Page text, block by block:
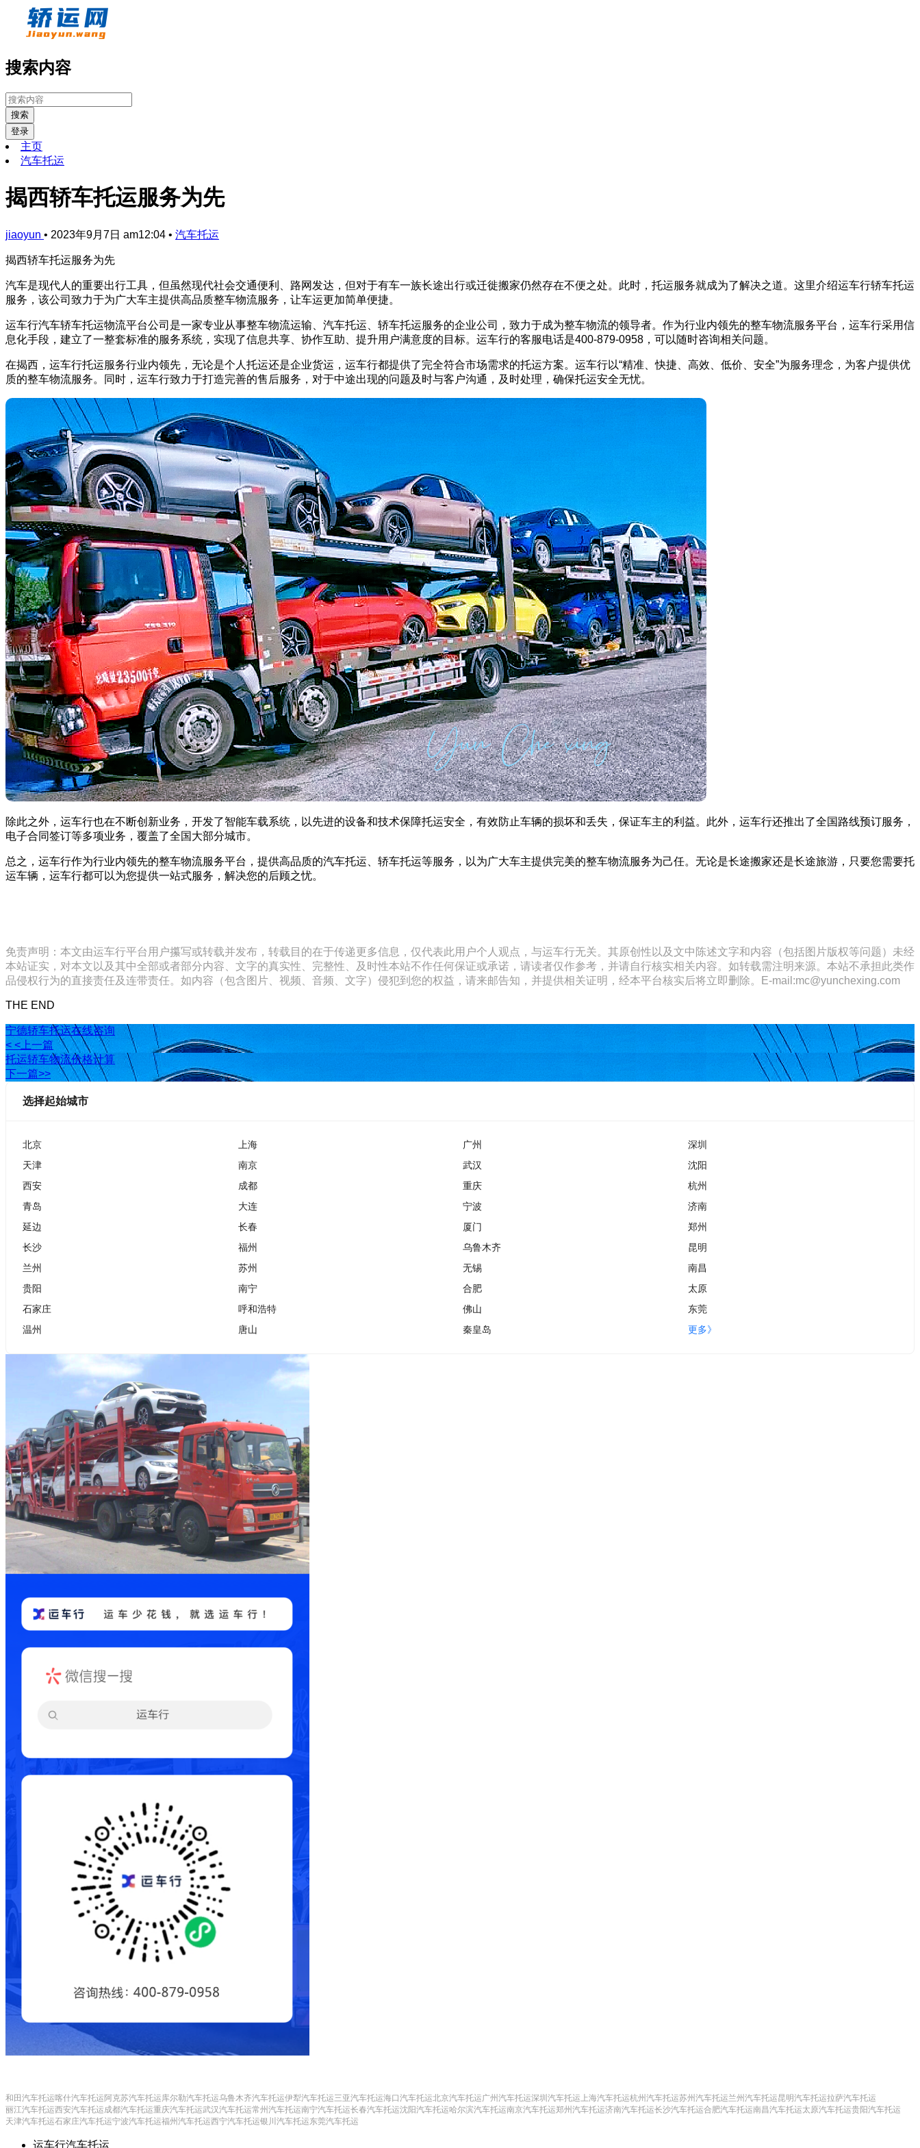
搜索内容
搜索
登录
主页
汽车托运
揭西轿车托运服务为先
jiaoyun • 2023年9月7日 am12:04 • 汽车托运
揭西轿车托运服务为先
汽车是现代人的重要出行工具，但虽然现代社会交通便利、路网发达，但对于有车一族长途出行或迁徙搬家仍然存在不便之处。此时，托运服务就成为了解决之道。这里介绍运车行轿车托运
服务，该公司致力于为广大车主提供高品质整车物流服务，让车运更加简单便捷。
运车行汽车轿车托运物流平台公司是一家专业从事整车物流运输、汽车托运、轿车托运服务的企业公司，致力于成为整车物流的领导者。作为行业内领先的整车物流服务平台，运车行采用信
息化手段，建立了一整套标准的服务系统，实现了信息共享、协作互助、提升用户满意度的目标。运车行的客服电话是400-879-0958，可以随时咨询相关问题。
在揭西，运车行托运服务行业内领先，无论是个人托运还是企业货运，运车行都提供了完全符合市场需求的托运方案。运车行以“精准、快捷、高效、低价、安全”为服务理念，为客户提供优
质的整车物流服务。同时，运车行致力于打造完善的售后服务，对于中途出现的问题及时与客户沟通，及时处理，确保托运安全无忧。
除此之外，运车行也在不断创新业务，开发了智能车载系统，以先进的设备和技术保障托运安全，有效防止车辆的损坏和丢失，保证车主的利益。此外，运车行还推出了全国路线预订服务，
电子合同签订等多项业务，覆盖了全国大部分城市。
总之，运车行作为行业内领先的整车物流服务平台，提供高品质的汽车托运、轿车托运等服务，以为广大车主提供完美的整车物流服务为己任。无论是长途搬家还是长途旅游，只要您需要托
运车辆，运车行都可以为您提供一站式服务，解决您的后顾之忧。
免责声明：本文由运车行平台用户攥写或转载并发布，转载目的在于传递更多信息，仅代表此用户个人观点，与运车行无关。其原创性以及文中陈述文字和内容（包括图片版权等问题）未经
本站证实，对本文以及其中全部或者部分内容、文字的真实性、完整性、及时性本站不作任何保证或承诺，请读者仅作参考，并请自行核实相关内容。如转载需注明来源。本站不承担此类作
品侵权行为的直接责任及连带责任。如内容（包含图片、视频、音频、文字）侵犯到您的权益，请来邮告知，并提供相关证明，经本平台核实后将立即删除。E-mail:mc@yunchexing.com
THE END
宁德轿车托运在线咨询
< <上一篇
托运轿车物流价格计算
下一篇>>
选择起始城市
北京 上海 广州
深圳
天津
南京 武汉
沈阳
西安
成都 重庆
杭州
青岛
大连 宁波
济南
延边
长春 厦门
郑州
长沙
福州 乌鲁木齐
昆明
兰州
苏州 无锡
南昌
贵阳
南宁 合肥
太原
石家庄
呼和浩特 佛山
东莞
温州
唐山 秦皇岛 更多》
和田汽车托运喀什汽车托运阿克苏汽车托运库尔勒汽车托运乌鲁木齐汽车托运伊犁汽车托运三亚汽车托运海口汽车托运北京汽车托运广州汽车托运深圳汽车托运 上海汽车托运杭州汽车托运苏州汽车托运兰州汽车托运昆明汽车托运拉萨汽车托运
丽江汽车托运西安汽车托运成都汽车托运重庆汽车托运武汉汽车托运常州汽车托运南宁汽车托运长春汽车托运沈阳汽车托运哈尔滨汽车托运南京汽车托运郑州汽车托运济南汽车托运长沙汽车托运合肥汽车托运南昌汽车托运太原汽车托运贵阳汽车托运
天津汽车托运石家庄汽车托运宁波汽车托运福州汽车托运西宁汽车托运银川汽车托运东莞汽车托运
运车行汽车托运